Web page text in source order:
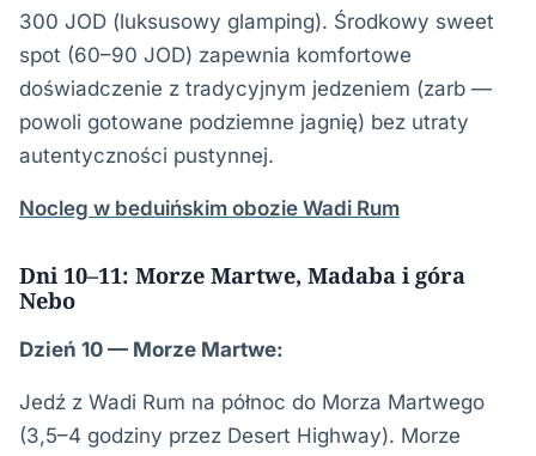
300 JOD (luksusowy glamping). Środkowy sweet
spot (60–90 JOD) zapewnia komfortowe
doświadczenie z tradycyjnym jedzeniem (zarb —
powoli gotowane podziemne jagnię) bez utraty
autentyczności pustynnej.
Nocleg w beduińskim obozie Wadi Rum
Dni 10–11: Morze Martwe, Madaba i góra
Nebo
Dzień 10 — Morze Martwe:
Jedź z Wadi Rum na północ do Morza Martwego
(3,5–4 godziny przez Desert Highway). Morze